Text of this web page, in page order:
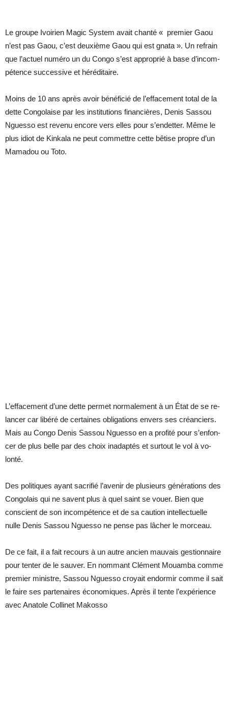
Le groupe Ivoi­rien Ma­gic Sys­tem avait chanté « pre­mier Gaou
n’est pas Gaou, c’est deuxième Gaou qui est gnata ». Un re­frain
que l’ac­tuel nu­méro un du Congo s’est ap­pro­prié à base d’in­com­
pé­tence suc­ces­sive et hé­ré­di­taire.
Moins de 10 ans après avoir bé­né­fi­cié de l’ef­fa­ce­ment to­tal de la
dette Congo­laise par les ins­ti­tu­tions fi­nan­cières, De­nis Sas­sou
Nguesso est re­venu en­core vers elles pour s’en­det­ter. Même le
plus idiot de Kin­kala ne peut com­mettre cette bê­tise propre d’un
Ma­ma­dou ou Toto.
L’ef­fa­ce­ment d’une dette per­met nor­ma­le­ment à un État de se re­
lan­cer car li­béré de cer­taines obli­ga­tions en­vers ses créan­ciers.
Mais au Congo De­nis Sas­sou Nguesso en a pro­fité pour s’en­fon­
cer de plus belle par des choix in­adap­tés et sur­tout le vol à vo­
lonté.
Des po­li­tiques ayant sa­cri­fié l’ave­nir de plu­sieurs gé­né­ra­tions des
Congo­lais qui ne savent plus à quel saint se vouer. Bien que
conscient de son in­com­pé­tence et de sa cau­tion in­tel­lec­tuelle
nulle De­nis Sas­sou Nguesso ne pense pas lâ­cher le mor­ceau.
De ce fait, il a fait re­cours à un autre an­cien mau­vais ges­tion­naire
pour ten­ter de le sau­ver. En nom­mant Clé­ment Mouamba comme
pre­mier mi­nistre, Sas­sou Nguesso croyait en­dor­mir comme il sait
le faire ses par­te­naires éco­no­miques. Après il tente l’ex­pé­rience
avec Ana­tole Col­li­net Ma­kosso